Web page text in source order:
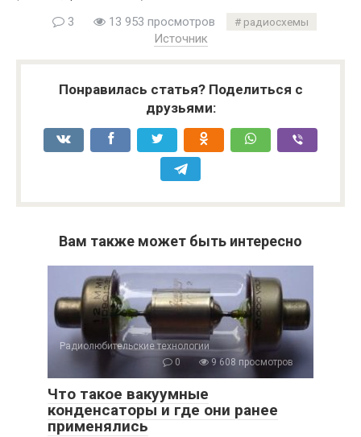
3 13 953 просмотров радиосхемы
Источник
Понравилась статья? Поделиться с
друзьями:
Вам также может быть интересно
Радиолюбительские технологии
0
9 608 просмотров
Что такое вакуумные
конденсаторы и где они ранее
применялись